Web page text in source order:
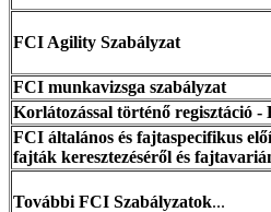
FCI Agility Szabályzat
FCI munkavizsga szabályzat
Korlátozással történő regisztáció -
FCI általános és fajtaspecifikus
fajták keresztezéséről és
További FCI Szabályzatok...